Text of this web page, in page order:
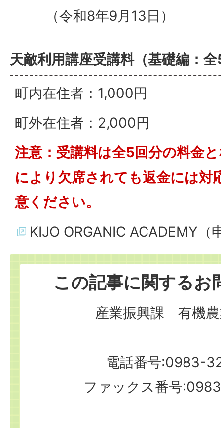
（令和8年9月13日）
天敵利用講座受講料（基礎編：
町内在住者：1,000円
町外在住者：2,000円
注意：受講料は全5回分の料金
により欠席されても返金には対
意ください。
KIJO ORGANIC ACADEMY（
この記事に関するお
産業振興課 有機農
電話番号:0983-
ファックス番号